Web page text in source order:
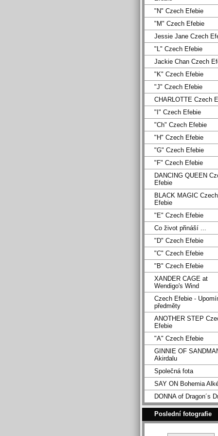
"N" Czech Efebie
"M" Czech Efebie
Jessie Jane Czech
"L" Czech Efebie
Jackie Chan Czech
"K" Czech Efebie
"J" Czech Efebie
CHARLOTTE Czech
"I" Czech Efebie
"Ch" Czech Efebie
"H" Czech Efebie
"G" Czech Efebie
"F" Czech Efebie
DANCING QUEEN
Efebie
BLACK MAGIC Czech
Efebie
"E" Czech Efebie
Co život přináší ...
"D" Czech Efebie
"C" Czech Efebie
"B" Czech Efebie
XANDER CAGE at
Wendigo's Wind
Czech Efebie -
předměty
ANOTHER STEP
Efebie
"A" Czech Efebie
GINNIE OF
Akirdalu
Společná fota
SAY ON Bohemia
DONNA of Dragon´s
Poslední fotografie